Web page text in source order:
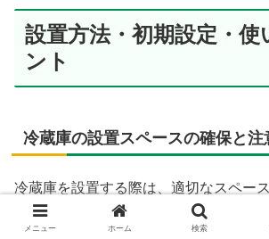
設置方法・初期設定・使
ント
冷蔵庫の設置スペースの確保と注
冷蔵庫を設置する際は、適切なスペー
ルを防ぐことが重要です。「IRSD-17A
メニュー ホーム 検索